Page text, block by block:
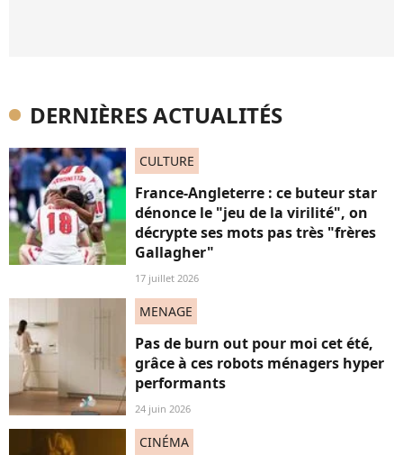
DERNIÈRES ACTUALITÉS
CULTURE
France-Angleterre : ce buteur star
dénonce le "jeu de la virilité", on
décrypte ses mots pas très "frères
Gallagher"
17 juillet 2026
MENAGE
Pas de burn out pour moi cet été,
grâce à ces robots ménagers hyper
performants
24 juin 2026
CINÉMA